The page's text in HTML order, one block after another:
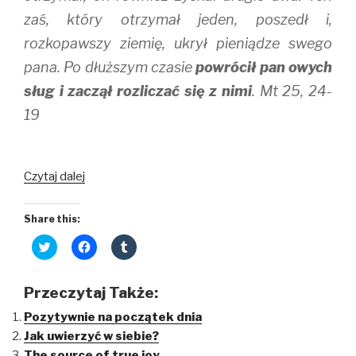
zaś, który otrzymał jeden, poszedł i,
rozkopawszy ziemię, ukrył pieniądze swego
pana. Po dłuższym czasiepowrócił pan owych
sług i zaczął rozliczać się z nimi. Mt 25, 24-
19
Czytaj dalej
Share this:
C
l
t
s
h
a
r
C
l
t
s
h
a
r
C
l
t
s
h
a
r
Przeczytaj Także:
Pozytywnie na początek dnia
Jak uwierzyć w siebie?